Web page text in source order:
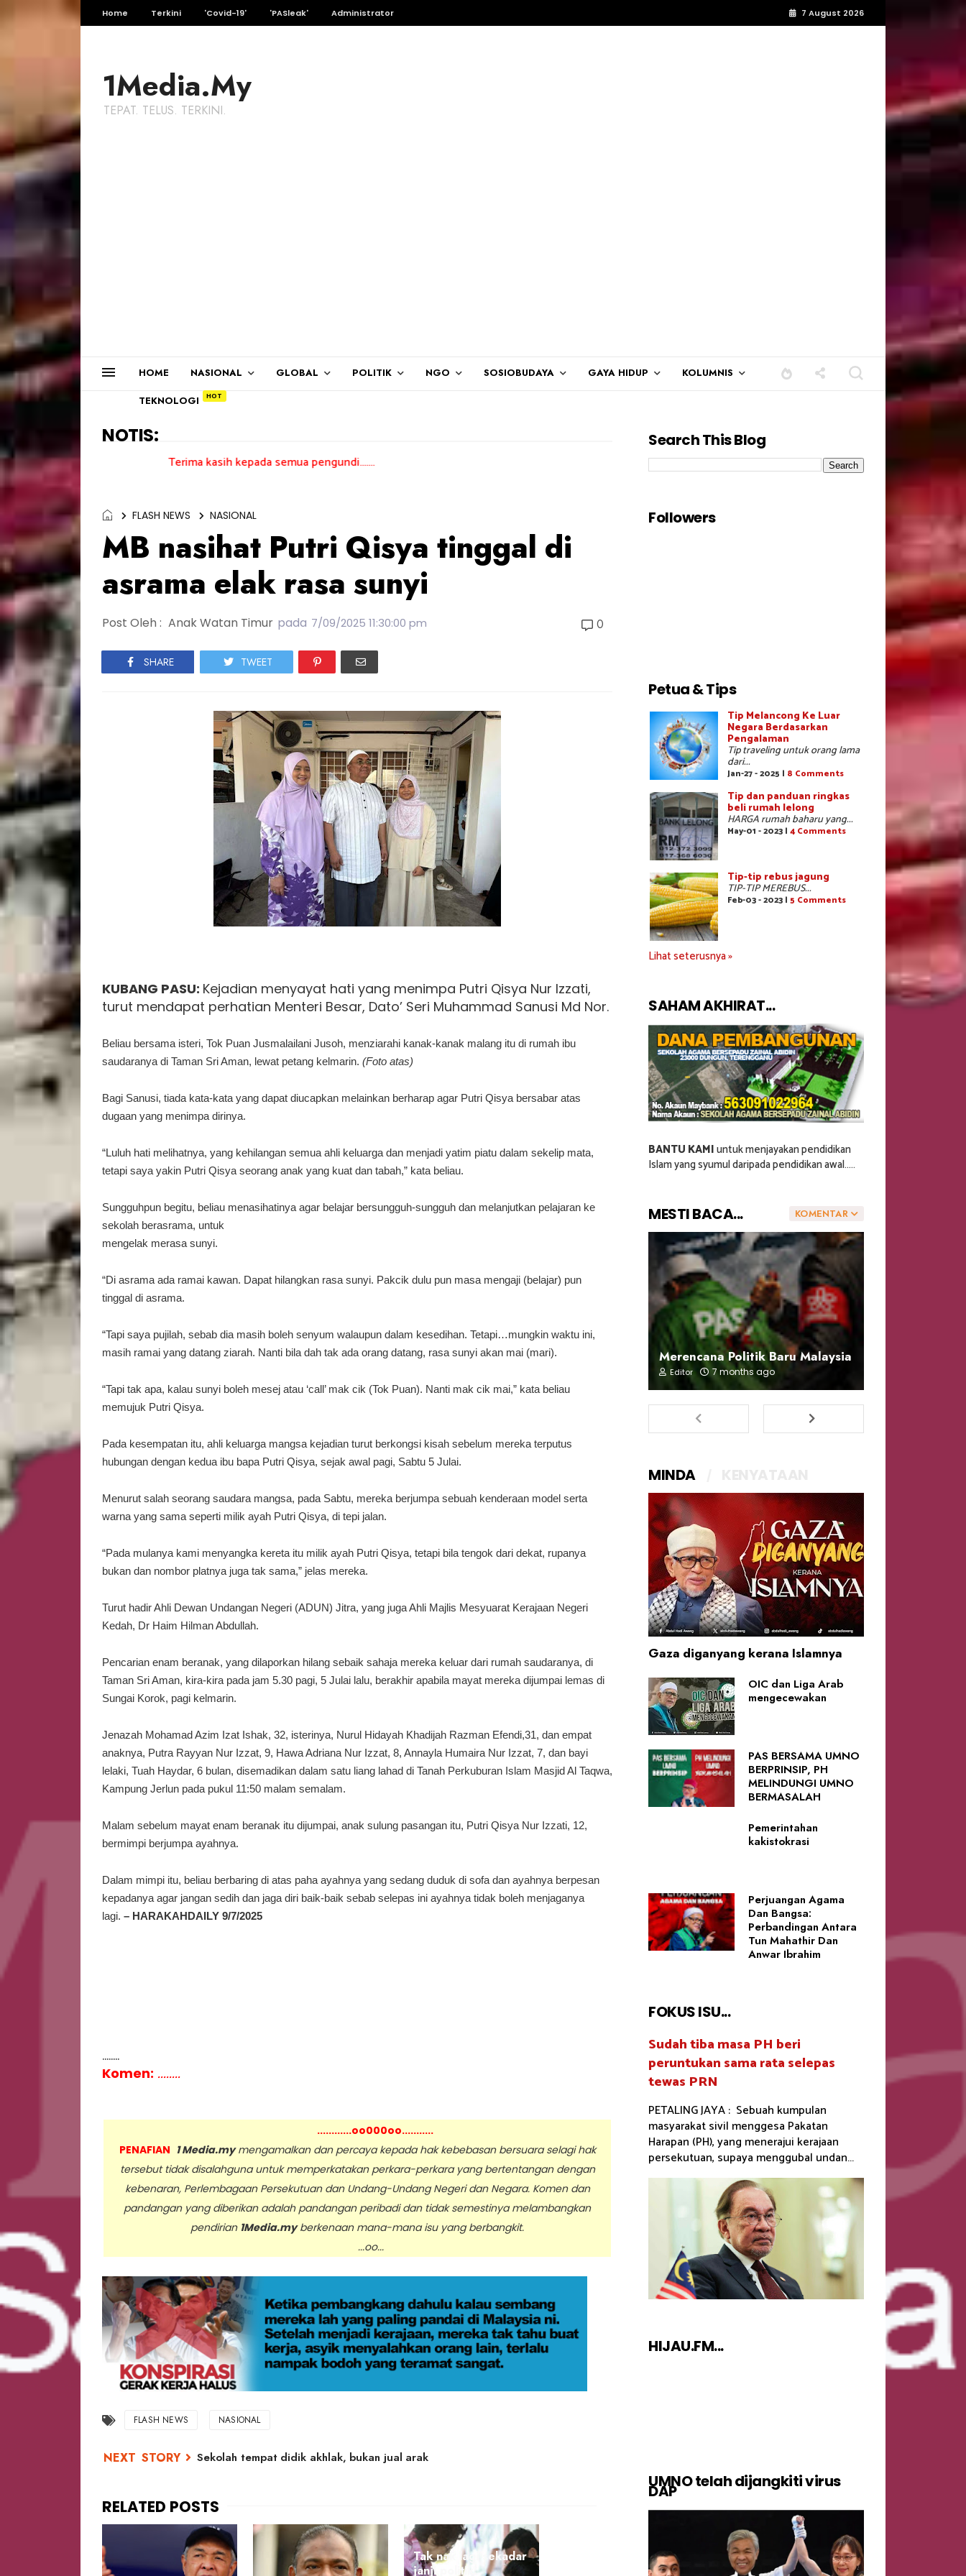
Home Terkini 'Covid-19' 'PASleak' Administrator 7 August 2026
1Media.My
TEPAT. TELUS. TERKINI.
HOME NASIONAL GLOBAL POLITIK NGO SOSIOBUDAYA GAYA HIDUP KOLUMNIS
TEKNOLOGI
NOTIS:
Terima kasih kepada semua pengundi.......
FLASH NEWS NASIONAL
MB nasihat Putri Qisya tinggal di
asrama elak rasa sunyi
Post Oleh : Anak Watan Timur pada 7/09/2025 11:30:00 pm 0
SHARE TWEET
KUBANG PASU: Kejadian menyayat hati yang menimpa Putri Qisya Nur Izzati,
turut mendapat perhatian Menteri Besar, Dato’ Seri Muhammad Sanusi Md Nor.
Beliau bersama isteri, Tok Puan Jusmalailani Jusoh, menziarahi kanak-kanak malang itu di rumah ibu
saudaranya di Taman Sri Aman, lewat petang kelmarin. (Foto atas)
Bagi Sanusi, tiada kata-kata yang dapat diucapkan melainkan berharap agar Putri Qisya bersabar atas
dugaan yang menimpa dirinya.
“Luluh hati melihatnya, yang kehilangan semua ahli keluarga dan menjadi yatim piatu dalam sekelip mata,
tetapi saya yakin Putri Qisya seorang anak yang kuat dan tabah,” kata beliau.
Sungguhpun begitu, beliau menasihatinya agar belajar bersungguh-sungguh dan melanjutkan pelajaran ke
sekolah berasrama, untuk
mengelak merasa sunyi.
“Di asrama ada ramai kawan. Dapat hilangkan rasa sunyi. Pakcik dulu pun masa mengaji (belajar) pun
tinggal di asrama.
“Tapi saya pujilah, sebab dia masih boleh senyum walaupun dalam kesedihan. Tetapi…mungkin waktu ini,
masih ramai yang datang ziarah. Nanti bila dah tak ada orang datang, rasa sunyi akan mai (mari).
“Tapi tak apa, kalau sunyi boleh mesej atau ‘call’ mak cik (Tok Puan). Nanti mak cik mai,” kata beliau
memujuk Putri Qisya.
Pada kesempatan itu, ahli keluarga mangsa kejadian turut berkongsi kisah sebelum mereka terputus
hubungan dengan kedua ibu bapa Putri Qisya, sejak awal pagi, Sabtu 5 Julai.
Menurut salah seorang saudara mangsa, pada Sabtu, mereka berjumpa sebuah kenderaan model serta
warna yang sama seperti milik ayah Putri Qisya, di tepi jalan.
“Pada mulanya kami menyangka kereta itu milik ayah Putri Qisya, tetapi bila tengok dari dekat, rupanya
bukan dan nombor platnya juga tak sama,” jelas mereka.
Turut hadir Ahli Dewan Undangan Negeri (ADUN) Jitra, yang juga Ahli Majlis Mesyuarat Kerajaan Negeri
Kedah, Dr Haim Hilman Abdullah.
Pencarian enam beranak, yang dilaporkan hilang sebaik sahaja mereka keluar dari rumah saudaranya, di
Taman Sri Aman, kira-kira pada jam 5.30 pagi, 5 Julai lalu, berakhir apabila mayat mereka dijumpai lemas di
Sungai Korok, pagi kelmarin.
Jenazah Mohamad Azim Izat Ishak, 32, isterinya, Nurul Hidayah Khadijah Razman Efendi,31, dan empat
anaknya, Putra Rayyan Nur Izzat, 9, Hawa Adriana Nur Izzat, 8, Annayla Humaira Nur Izzat, 7, dan bayi
lelaki, Tuah Haydar, 6 bulan, disemadikan dalam satu liang lahad di Tanah Perkuburan Islam Masjid Al Taqwa,
Kampung Jerlun pada pukul 11:50 malam semalam.
Malam sebelum mayat enam beranak itu dijumpai, anak sulung pasangan itu, Putri Qisya Nur Izzati, 12,
bermimpi berjumpa ayahnya.
Dalam mimpi itu, beliau berbaring di atas paha ayahnya yang sedang duduk di sofa dan ayahnya berpesan
kepadanya agar jangan sedih dan jaga diri baik-baik sebab selepas ini ayahnya tidak boleh menjaganya
lagi. – HARAKAHDAILY 9/7/2025
........
Komen: ........
............oo000oo...........
PENAFIAN 1 Media.mymengamalkan dan percaya kepada hak kebebasan bersuara selagi hak
tersebut tidak disalahguna untuk memperkatakan perkara-perkara yang bertentangan dengan
kebenaran, Perlembagaan Persekutuan dan Undang-Undang Negeri dan Negara. Komen dan
pandangan yang diberikan adalah pandangan peribadi dan tidak semestinya melambangkan
pendirian 1Media.myberkenaan mana-mana isu yang berbangkit.
...oo...
FLASH NEWS NASIONAL
Sekolah tempat didik akhlak, bukan jual arak
Tak nak lagi sekadar
janji politik:
Search This Blog
Followers
Petua & Tips
Tip Melancong Ke Luar
Negara Berdasarkan
Pengalaman
Tip traveling untuk orang lama
dari...
Jan-27 - 2025 | 8 Comments
Tip dan panduan ringkas
beli rumah lelong
HARGA rumah baharu yang...
May-01 - 2023 | 4 Comments
Tip-tip rebus jagung
TIP-TIP MEREBUS...
Feb-03 - 2023 | 5 Comments
Lihat seterusnya »
SAHAM AKHIRAT...
BANTU KAMIuntuk menjayakan pendidikan
Islam yang syumul daripada pendidikan awal.....
KOMENTAR
MESTI BACA...
Merencana Politik Baru Malaysia
Editor 7 months ago
MINDA
Gaza diganyang kerana Islamnya
OIC dan Liga Arab
mengecewakan
PAS BERSAMA UMNO
BERPRINSIP, PH
MELINDUNGI UMNO
BERMASALAH
Pemerintahan
kakistokrasi
Perjuangan Agama
Dan Bangsa:
Perbandingan Antara
Tun Mahathir Dan
Anwar Ibrahim
FOKUS ISU...
Sudah tiba masa PH beri
peruntukan sama rata selepas
tewas PRN
PETALING JAYA : Sebuah kumpulan
masyarakat sivil menggesa Pakatan
Harapan (PH), yang menerajui kerajaan
persekutuan, supaya menggubal undan...
HIJAU.FM...
UMNO telah dijangkiti virus
DAP